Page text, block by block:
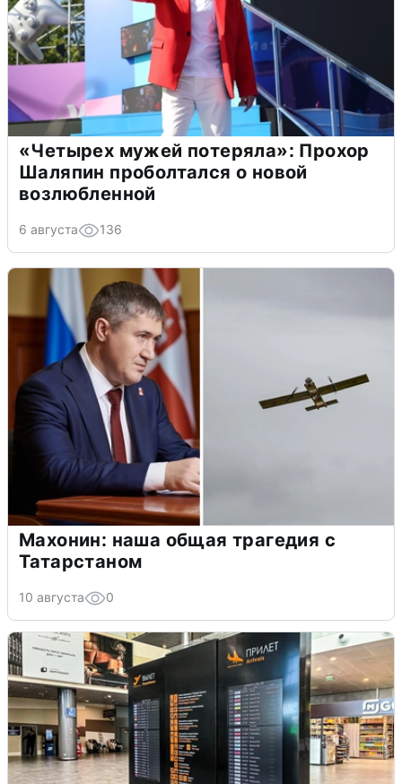
«Четырех мужей потеряла»: Прохор
Шаляпин проболтался о новой
возлюбленной
6 августа 136
Махонин: наша общая трагедия с
Татарстаном
10 августа 0